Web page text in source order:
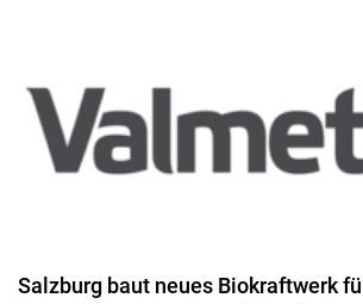
Salzburg baut neues Biokraftwerk